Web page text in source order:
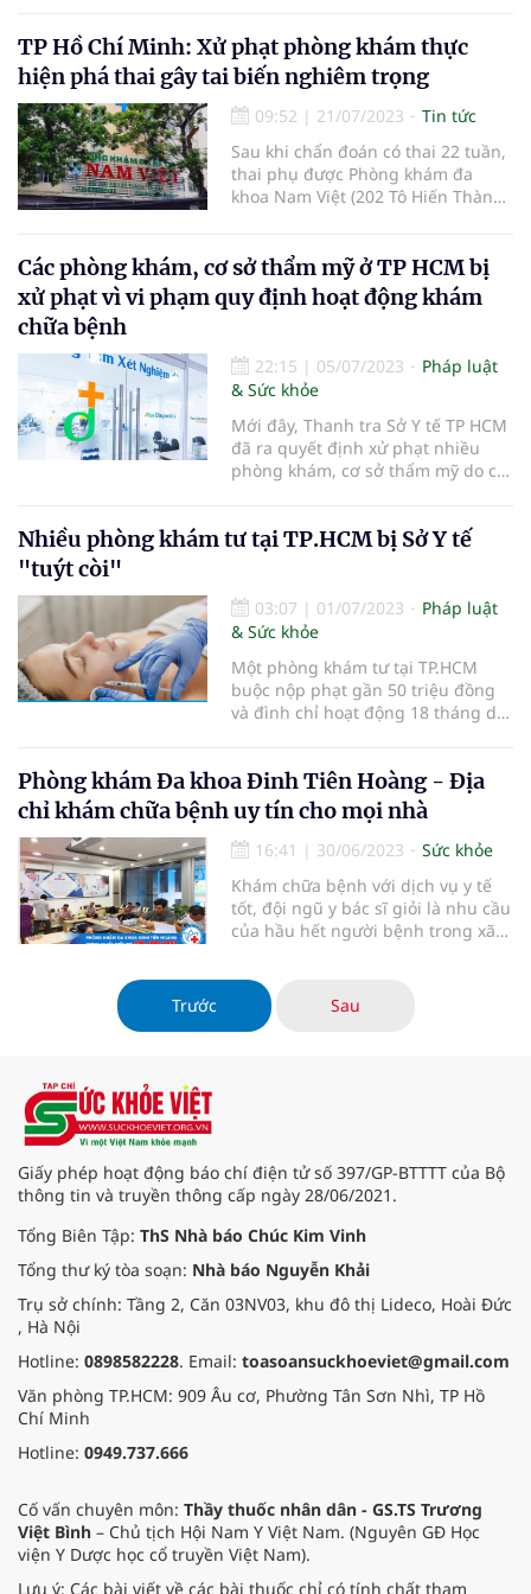
Trên chuyến xe hành trình về lại
thành phố Ninh Bình, sau những
trải nghiệm ở phòng khám T
TP Hồ Chí Minh: Xử phạt phòng khám thực
hiện phá thai gây tai biến nghiêm trọng
09:52 | 21/07/2023
Tin tức
Sau khi chẩn đoán có thai 22 tuần,
thai phụ được Phòng khám đa
khoa Nam Việt (202 Tô Hiến Thành,
khi thực hiện, người bệnh ra nhiều
máu và được đưa đến cấp cứu tại
Bệnh viện Hùng Vương.
Các phòng khám, cơ sở thẩm mỹ ở TP HCM bị
xử phạt vì vi phạm quy định hoạt động khám
chữa bệnh
22:15 | 05/07/2023
Pháp luật
& Sức khỏe
Mới đây, Thanh tra Sở Y tế TP HCM
đã ra quyết định xử phạt nhiều
phòng khám, cơ sở thẩm mỹ do có
Nhiều phòng khám tư tại TP.HCM bị Sở Y tế
"tuýt còi"
03:07 | 01/07/2023
Pháp luật
& Sức khỏe
Một phòng khám tư tại TP.HCM
buộc nộp phạt gần 50 triệu đồng
và đình chỉ hoạt động 18 tháng do
Phòng khám Đa khoa Đinh Tiên Hoàng - Địa
chỉ khám chữa bệnh uy tín cho mọi nhà
16:41 | 30/06/2023
Sức khỏe
Khám chữa bệnh với dịch vụ y tế
tốt, đội ngũ y bác sĩ giỏi là nhu cầu
của hầu hết người bệnh trong xã
thăm khám tốt trên mọi mặt,
Phòng khám Đa khoa Đinh Tiên
Hoàng ra đời, đáp ứng nhu cầu
Trước Sau
Giấy phép hoạt động báo chí điện tử số 397/GP-BTTTT của Bộ
thông tin và truyền thông cấp ngày 28/06/2021.
Tổng Biên Tập: ThS Nhà báo Chúc Kim Vinh
Tổng thư ký tòa soạn: Nhà báo Nguyễn Khải
Trụ sở chính: Tầng 2, Căn 03NV03, khu đô thị Lideco, Hoài Đức
, Hà Nội
Hotline: 0898582228. Email: toasoansuckhoeviet@gmail.com
Văn phòng TP.HCM: 909 Âu cơ, Phường Tân Sơn Nhì, TP Hồ
Chí Minh
Hotline: 0949.737.666
Cố vấn chuyên môn: Thầy thuốc nhân dân - GS.TS Trương
Việt Bình – Chủ tịch Hội Nam Y Việt Nam. (Nguyên GĐ Học
viện Y Dược học cổ truyền Việt Nam).
Lưu ý: Các bài viết về các bài thuốc chỉ có tính chất tham